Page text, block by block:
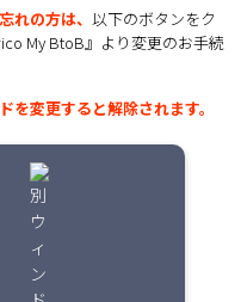
れの方は、 以下のボタンをク
My BtoB』より変更のお手続
を変更すると解除されます。